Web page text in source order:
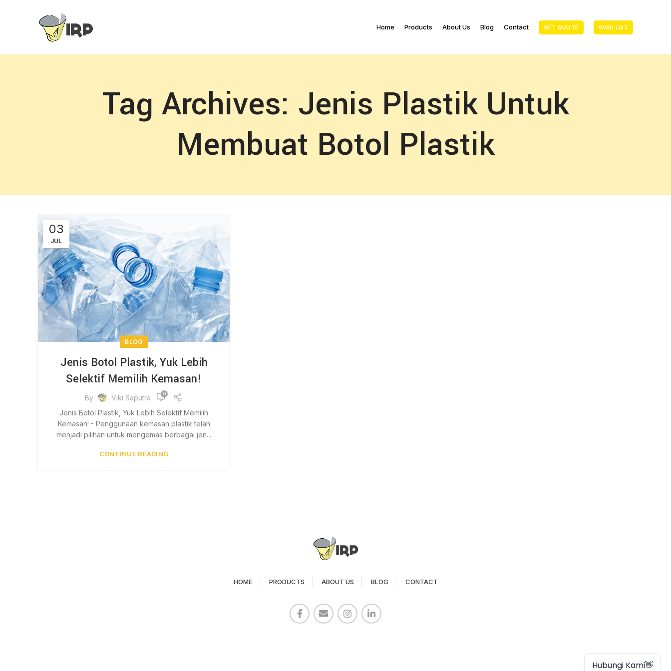
Home Products About Us Blog Contact GET QUOTE WISH LIST
Tag Archives: Jenis Plastik Untuk
Membuat Botol Plastik
03
JUL
BLOG
Jenis Botol Plastik, Yuk Lebih
Selektif Memilih Kemasan!
By Viki Saputra 0
Jenis Botol Plastik, Yuk Lebih Selektif Memilih
Kemasan! - Penggunaan kemasan plastik telah
menjadi pilihan untuk mengemas berbagai jen...
CONTINUE READING
HOME PRODUCTS ABOUT US BLOG CONTACT
Hubungi Kami👋